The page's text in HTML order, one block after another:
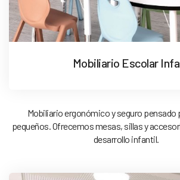
Mobiliario Escolar
Mobiliario ergonómico y seguro pensado
pequeños. Ofrecemos mesas, sillas y
desarrollo infantil.